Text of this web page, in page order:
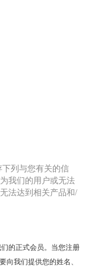
列与您有关的信
我们的用户或无法
法达到相关产品和/
的正式会员。当您注册
向我们提供您的姓名、